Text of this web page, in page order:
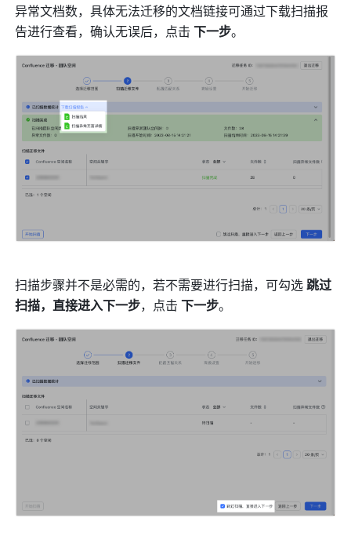
异常文档数，具体无法迁移的文档链接可通过下载扫描报
告进行查看，确认无误后，点击 下一步。
扫描步骤并不是必需的，若不需要进行扫描，可勾选 跳过
扫描，直接进入下一步，点击 下一步。